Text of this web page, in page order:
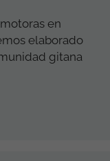
en
elaborado
gitana